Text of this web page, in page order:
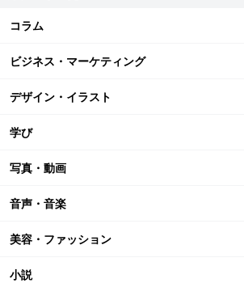
コラム
ビジネス・マーケティング
デザイン・イラスト
学び
写真・動画
音声・音楽
美容・ファッション
小説